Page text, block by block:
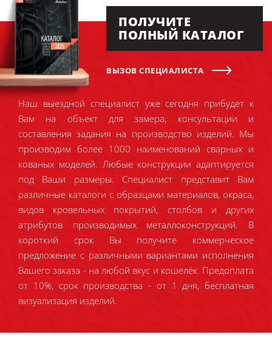
ПОЛУЧИТЕ
ПОЛНЫЙ КАТАЛОГ
ВЫЗОВ СПЕЦИАЛИСТА
Наш выездной специалист уже сегодня прибудет к
Вам на объект для замера, консультации и
составления задания на производство изделий. Мы
производим более 1000 наименований сварных и
кованых моделей. Любые конструкции адаптируется
под Ваши размеры. Специалист представит Вам
различные каталоги с образцами материалов, окраса,
видов кровельных покрытий, столбов и других
атрибутов производимых металлоконструкций. В
короткий срок Вы получите коммерческое
предложение с различными вариантами исполнения
Вашего заказа - на любой вкус и кошелёк. Предоплата
от 10%, срок производства - от 1 дня, бесплатная
визуализация изделий.